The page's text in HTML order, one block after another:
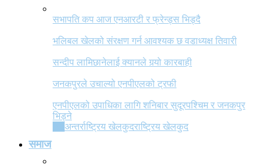
सभापति कप आज एनआरटी र फ्रेन्ड्स भिड्दै
भलिबल खेलको संरक्षण गर्न आवश्यक छ वडाध्यक्ष तिवारी
सन्दीप लामिछानेलाई क्यानले गर्‍यो कारबाही
जनकपुरले उचाल्यो एनपीएलको ट्रफी
एनपीएलको उपाधिका लागि शनिबार सुदूरपश्चिम र जनकपुर
भिड्ने
अन्तर्राष्ट्रिय खेलकुदराष्ट्रिय खेलकुद
समाज